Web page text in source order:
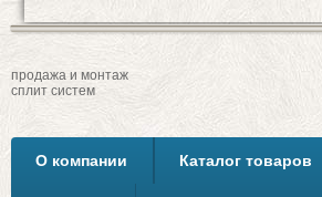
продажа и монтаж
сплит систем
О компании Каталог товаров